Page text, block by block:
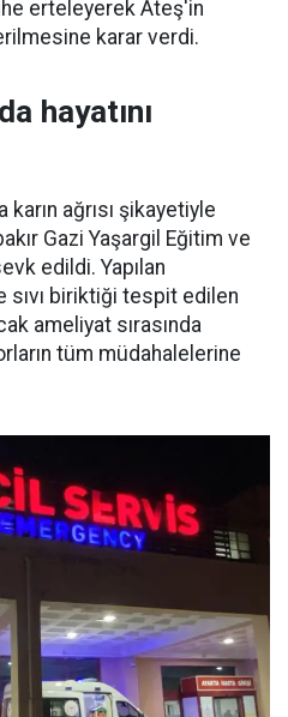
erteleyerek Ateş'in
karar verdi.
hayatını
ağrısı şikayetiyle
Gazi Yaşargil Eğitim ve
edildi. Yapılan
biriktiği tespit edilen
ameliyat sırasında
tüm müdahalelerine